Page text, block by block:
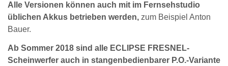
Alle Versionen können auch mit im Fernsehstudio
üblichen Akkus betrieben werden, zum Beispiel Anton
Bauer.
Ab Sommer 2018 sind alle ECLIPSE FRESNEL-
Scheinwerfer auch in stangenbedienbarer P.O.-Variante